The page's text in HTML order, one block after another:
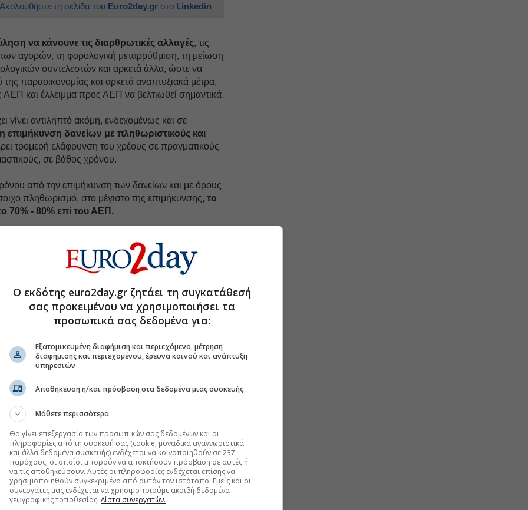
Ακολουθήστε τη σελίδα του Euro2day.gr στο Linkedin
να κάνουνε τις διαρθρωτικές αλλαγές, τις
των αγορών, τη φορολογική μεταρρύθμιση, τη μείωση
συντελεστών και αρκετά άλλα, ώστε να
παραοικονομίας και αρκετά αναπτυξιακά μέτρα,
και έλλειμμα προς ΑΕΠ να βελτιωθεί σημαντικά.
αντιληπτό ακόμη, ενδεχομένως και σε
η επιμήκυνση δανείων με πληθωριστικούς και
τρομερή ελάφρυνση του χρέους σε πραγματικούς
σε βάθος χρόνου.
από την επιμήκυνση των δανείων και με όρους
πληθωρισμό, στο μέγιστο της επιμήκυνσης,το
70% - 80% επί του ΑΕΠ.
από το πρώτο τρίμηνο του 2010,τα οποία
Κατηγορηθήκαμε ως γραφικοί, ως άνθρωποι
ως μειοψηφία, άρα και ως
την πραγματικότητα, ως υπεραισιόδοξοι,
δεν ακούμε όλους τους νομπελίστες που μιλούν
βλέπουμε τα spreads που έφθασαν τις 2.000, ή τα
πως είμαστε πρώτοι υποψήφιοι για χρεοκοπία σε
κοντά στο 90%; Ποιοι είμαστε εμείς να
οι πολλοί να μην ξέρουν και να ξέρουμε εμείς οι
ήμαστανμε το άρθρο μας στο euro2dayμε
και η χρεοκοπολαγνεία!".
"Συμπερασματικά, υπομονή. Τα καλύτερα έπονται".
Ο εκδότης euro2day.gr ζητάει τη συγκατάθεσή
σας προκειμένου να χρησιμοποιήσει τα
προσωπικά σας δεδομένα για:
Εξατομικευμένη διαφήμιση και περιεχόμενο, μέτρηση
διαφήμισης και περιεχομένου, έρευνα κοινού και ανάπτυξη
υπηρεσιών
Αποθήκευση ή/και πρόσβαση στα δεδομένα μιας συσκευής
Μάθετε περισσότερα
Θα γίνει επεξεργασία των προσωπικών σας δεδομένων και οι
πληροφορίες από τη συσκευή σας (cookie, μοναδικά αναγνωριστικά
και άλλα δεδομένα συσκευής) ενδέχεται να κοινοποιηθούν σε 237
παρόχους, οι οποίοι μπορούν να αποκτήσουν πρόσβαση σε αυτές ή
να τις αποθηκεύσουν. Αυτές οι πληροφορίες ενδέχεται επίσης να
χρησιμοποιηθούν συγκεκριμένα από αυτόν τον ιστότοπο. Εμείς και οι
συνεργάτες μας ενδέχεται να χρησιμοποιούμε ακριβή δεδομένα
γεωγραφικής τοποθεσίας. Λίστα συνεργατών.